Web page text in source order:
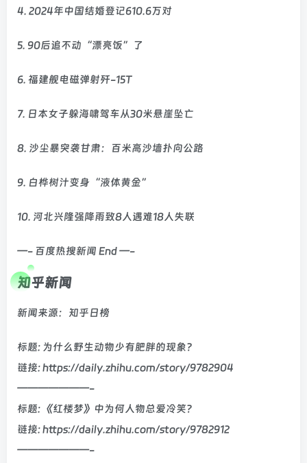
4. 2024年中国结婚登记610.6万对
5. 90后追不动“漂亮饭”了
6. 福建舰电磁弹射歼-15T
7. 日本女子躲海啸驾车从30米悬崖坠亡
8. 沙尘暴突袭甘肃：百米高沙墙扑向公路
9. 白桦树汁变身“液体黄金”
10. 河北兴隆强降雨致8人遇难18人失联
—- 百度热搜新闻 End —-
知乎新闻
新闻来源：知乎日榜
标题: 为什么野生动物少有肥胖的现象?
链接: https://daily.zhihu.com/story/9782904
———————-
标题: 《红楼梦》中为何人物总爱冷笑？
链接: https://daily.zhihu.com/story/9782912
———————-